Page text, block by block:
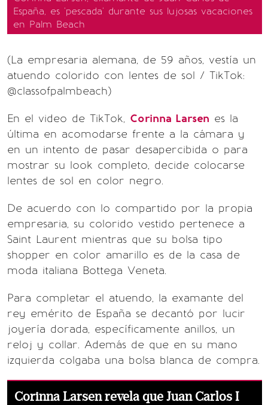
España, es 'pescada' durante sus lujosas vacaciones
en Palm Beach
(La empresaria alemana, de 59 años, vestía un
atuendo colorido con lentes de sol / TikTok:
@classofpalmbeach)
En el video de TikTok, Corinna Larsen es la
última en acomodarse frente a la cámara y
en un intento de pasar desapercibida o para
mostrar su look completo, decide colocarse
lentes de sol en color negro.
De acuerdo con lo compartido por la propia
empresaria, su colorido vestido pertenece a
Saint Laurent mientras que su bolsa tipo
shopper en color amarillo es de la casa de
moda italiana Bottega Veneta.
Para completar el atuendo, la examante del
rey emérito de España se decantó por lucir
joyería dorada, específicamente anillos, un
reloj y collar. Además de que en su mano
izquierda colgaba una bolsa blanca de compra.
Corinna Larsen revela que Juan Carlos I